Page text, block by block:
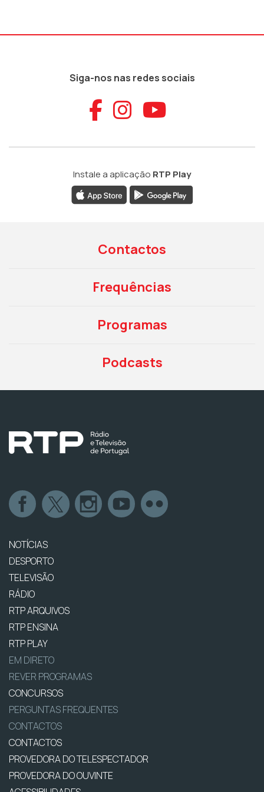
Siga-nos nas redes sociais
Aceder ao
Aceder ao
Aceder
Instale a aplicação RTP Play
Contactos
Frequências
Programas
Podcasts
NOTÍCIAS
DESPORTO
TELEVISÃO
RÁDIO
RTP ARQUIVOS
RTP ENSINA
RTP PLAY
EM DIRETO
REVER PROGRAMAS
CONCURSOS
PERGUNTAS FREQUENTES
CONTACTOS
CONTACTOS
PROVEDORA DO TELESPECTADOR
PROVEDORA DO OUVINTE